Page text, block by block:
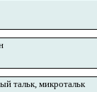
тальк, микротальк